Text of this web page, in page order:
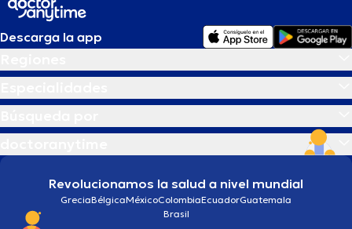
Descarga la app
Revolucionamos la salud a nivel mundial
GreciaBélgicaMéxicoColombiaEcuadorGuatemala
Brasil